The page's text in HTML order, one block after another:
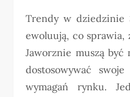
Trendy w dziedzinie
ewoluują, co sprawia,
Jaworznie muszą
dostosowywać
wymagań rynku.